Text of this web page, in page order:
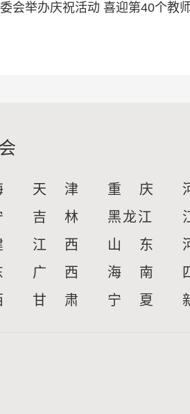
会举办庆祝活动 喜迎第40个教
天 津 重 庆
吉 林 黑龙江
江 西 山 东
广 西 海 南
甘 肃 宁 夏